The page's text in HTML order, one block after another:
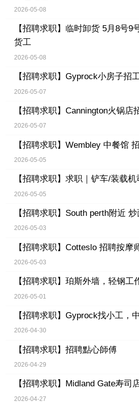
2026-05-08
【招聘求职】 临时卸货 5月8号9
货工
2026-05-08
【招聘求职】 Gyprock小房子招
2026-05-07
【招聘求职】 Cannington火锅店
2026-05-07
【招聘求职】 Wembley 中餐馆
2026-05-05
【招聘求职】 求职｜铲车/装载机
2026-05-05
【招聘求职】 South perth附近
2026-05-03
【招聘求职】 Cotteslo 招聘按摩
2026-05-03
【招聘求职】 珀斯外墙，轻钢工
2026-05-01
【招聘求职】 Gyprock找小工，
2026-04-30
【招聘求职】 招聘點心師傅
2026-04-29
【招聘求职】 Midland Gate寿司
2026-04-27